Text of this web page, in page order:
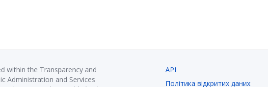
within the Transparency and
Administration and Services
API
Політика відкритих даних